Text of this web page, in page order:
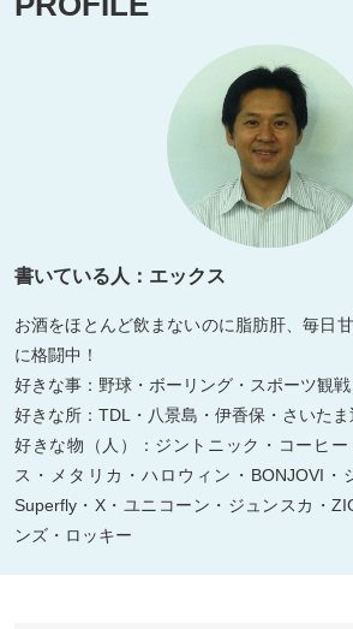
書いている人：エックス
お酒をほとんど飲まないのに脂肪肝、毎日
に格闘中！
好きな事：野球・ボーリング・スポーツ観戦
好きな所：TDL・八景島・伊香保・さいたま
好きな物（人）：ジントニック・コーヒ
ス・メタリカ・ハロウィン・BONJOVI・
Superfly・X・ユニコーン・ジュンスカ・
ンズ・ロッキー